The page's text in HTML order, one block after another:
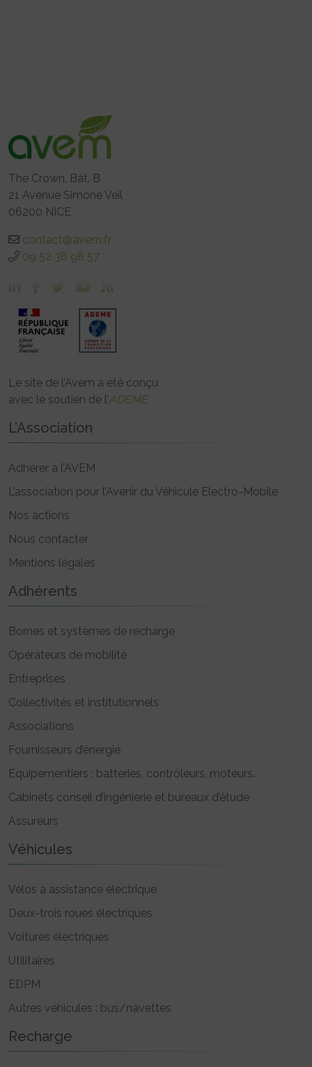
The Crown, Bât. B
21 Avenue Simone Veil
06200 NICE
contact@avem.fr
09 52 38 98 57
Le site de l’Avem a été conçu
avec le soutien de l’ADEME
L’Association
Adhérer à l’AVEM
L’association pour l’Avenir du Véhicule Electro-Mobile
Nos actions
Nous contacter
Mentions légales
Adhérents
Bornes et systèmes de recharge
Opérateurs de mobilité
Entreprises
Collectivités et institutionnels
Associations
Fournisseurs d’énergie
Equipementiers : batteries, contrôleurs, moteurs..
Cabinets conseil d’ingénierie et bureaux d’étude
Assureurs
Véhicules
Vélos à assistance électrique
Deux-trois roues électriques
Voitures électriques
Utilitaires
EDPM
Autres véhicules : bus/navettes
Recharge